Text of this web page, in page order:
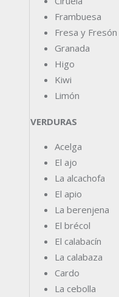
Frambuesa
Fresa y Fresón
Granada
Higo
Kiwi
Limón
VERDURAS
Acelga
El ajo
La alcachofa
El apio
La berenjena
El brécol
El calabacín
La calabaza
Cardo
La cebolla